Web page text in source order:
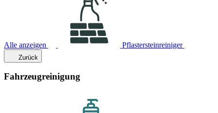
Alle anzeigen Pflastersteinreiniger
Zurück
Fahrzeugreinigung